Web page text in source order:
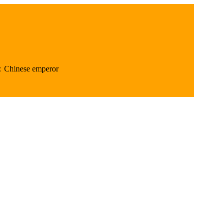
emperor